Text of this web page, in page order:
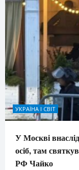
УКРАЇНА І СВІТ
У Москві
осіб, там
РФ Чайко